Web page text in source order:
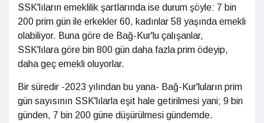
SSK'lıların emeklilik şartlarında ise durum şöyle: 7 bin
200 prim gün ile erkekler 60, kadınlar 58 yaşında emekli
olabiliyor. Buna göre de Bağ-Kur'lu çalışanlar,
SSK'lılara göre bin 800 gün daha fazla prim ödeyip,
daha geç emekli oluyorlar.
Bir süredir -2023 yılından bu yana- Bağ-Kur'luların prim
gün sayısının SSK'lılarla eşit hale getirilmesi yani; 9 bin
günden, 7 bin 200 güne düşürülmesi gündemde.